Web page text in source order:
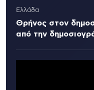
Ελλάδα
Θρήνος στον
από την